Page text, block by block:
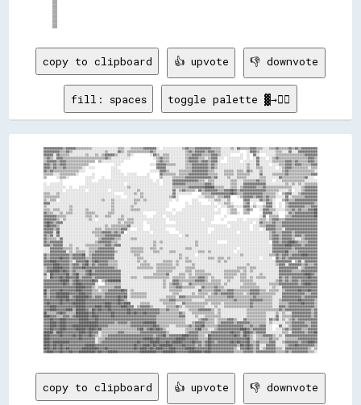
copy to clipboard 👍 upvote 👎 downvote
fill: spaces toggle palette ▓→✊🏽
▓▓▓▓▓▓▓▓▓▓▓▓▒▒▓▓▓▓▓▓▒▒▒▒▒▒▒▒▒▒░░░░░░░░░░░░░░░░▒▒▒▒░░░░▒▒▒▒▒▒▒▒▓▓▓▓▓▓▓▓░░  ░░░░░░░░░░░░▒▒▓▓▒▒▒▒▓▓▓▓▓▓▓▓▓▓▒▒▒▒▒▒░░░░░░▒▒░░▓▓▒▒▒▒▒▒▓▓▓▓▒▒▒▒░░░░▒▒▒▒▓▓▒▒▒▒▒▒▓▓▒▒▓▓▒▒▓▓▓▓▓▓▓▓▓▓
▓▓▓▓▓▓▓▓▓▓▒▒▒▒▓▓▒▒░░░░░░░░░░░░░░░░░░░░▒▒░░░░░░▓▓▒▒░░▒▒▒▒▒▒▒▒▒▒▒▒▒▒▓▓▒▒░░░░░░░░░░░░░░░░░░▒▒▓▓▒▒▓▓▓▓▓▓▒▒▓▓▓▓▒▒▒▒░░░░░░░░░░░░    ░░▓▓▓▓▒▒░░░░░░░░░░▒▒▒▒░░░░▓▓░░░░▓▓▓▓▓▓▓▓▓▓▓▓
▓▓▓▓▓▓░░▓▓▒▒▒▒▒▒░░░░░░░░░░▒▒░░░░▒▒░░▒▒▓▓▓▓▓▓▒▒░░░░░░▒▒░░          ░░▓▓▒▒░░▒▒▒▒░░░░░░░░░░▒▒▒▒▓▓▓▓▓▓▒▒▒▒▒▒▓▓▓▓▒▒░░░░░░      ░░  ░░  ▓▓░░    ░░░░░░▒▒▒▒▒▒▒▒▒▒▒▒▒▒▒▒▒▒▓▓▓▓▓▓▓▓
▒▒▓▓▒▒░░▓▓▓▓▒▒▒▒▒▒▒▒▒▒▒▒▒▒▒▒▒▒▒▒▒▒▒▒▒▒▓▓▒▒░░░░░░░░░░░░              ░░▒▒▓▓▒▒▒▒░░░░░░░░░░▒▒▓▓▓▓▓▓▒▒▒▒░░▒▒▓▓▓▓░░░░  ░░░░░░░░░░  ░░  ░░▓▓░░░░  ░░▒▒▓▓▒▒▒▒▒▒▒▒▒▒▒▒▒▒▒▒▒▒▓▓▓▓▒▒
▒▒▓▓▓▓▓▓▒▒▓▓▓▓▒▒▒▒▒▒▒▒▒▒▒▒▒▒▒▒▒▒  ▒▒░░░░░░░░░░░░░░                    ▒▒▓▓▒▒▒▒░░░░░░░░░░▒▒▓▓▓▓▓▓▒▒▓▓▓▓▒▒▓▓▓▓░░    ░░░░░░░░  ░░░░░░░░▓▓░░░░░░░░▒▒▒▒▒▒▒▒▓▓▓▓▒▒▓▓▒▒▒▒▒▒▓▓▓▓▒▒
▓▓▓▓▒▒▓▓▒▒▓▓▓▓▒▒▒▒▒▒▒▒▒▒▒▒▒▒                ░░░░                  ░░░░▓▓▓▓▓▓▒▒▒▒▒▒░░░░░░▒▒▒▒▓▓▓▓▓▓▓▓▓▓▒▒▓▓▒▒░░░░░░░░░░░░░░░░░░▒▒░░░░▓▓░░░░░░  ░░░░▒▒▒▒▓▓▓▓▒▒▓▓▓▓▒▒▒▒▒▒▓▓▓▓
▓▓▓▓▒▒▓▓▒▒▒▒▓▓▒▒▒▒▒▒▒▒▒▒░░  ░░░░          ░░░░                        ▓▓▓▓▓▓░░░░░░░░░░░░▒▒▒▒▓▓▓▓▓▓▓▓▓▓▒▒▓▓▒▒░░░░░░░░░░░░░░░░░░▒▒░░░░▒▒▒▒░░░░░░░░  ░░▒▒▓▓▓▓▒▒▒▒▒▒▒▒▒▒░░▒▒▒▒
▓▓▒▒▓▓▒▒▒▒▒▒▒▒▒▒▒▒▒▒▒▒░░░░                ░░░░░░                  ░░░░░░▓▓▓▓▒▒░░░░░░▒▒▒▒▒▒▒▒▓▓▓▓▓▓▓▓▓▓▒▒▒▒░░░░░░▒▒▒▒▒▒░░▒▒▒▒░░▓▓▒▒░░░░▒▒░░░░░░░░░░░░▒▒▓▓▒▒▒▒▒▒▒▒▒▒▒▒▒▒▒▒░░
▒▒▒▒▒▒░░░░▒▒▒▒▒▒▒▒▒▒░░        ░░          ░░░░░░░░  ░░░░░░      ░░      ▓▓▒▒▒▒▒▒▒▒░░▒▒▒▒▒▒▓▓▓▓▓▓▓▓▓▓▓▓▒▒▒▒▒▒░░░░▒▒▒▒▒▒░░▒▒▒▒▒▒▒▒░░░░░░▓▓░░░░░░▒▒▒▒▒▒▒▒▓▓▒▒▒▒▒▒▒▒▒▒▒▒▒▒▓▓▓▓
▒▒      ░░▒▒▒▒░░          ░░░░░░    ░░    ░░░░░░░░░░░░░░░░░░░░░░░░      ▒▒░░░░░░▒▒▒▒▒▒▒▒▓▓▓▓▓▓▓▓▓▓▓▓▓▓▓▓▒▒▓▓░░░░░░▒▒░░░░▒▒▒▒▒▒░░░░░░░░▒▒▒▒░░░░░░░░▓▓▒▒▒▒▒▒▒▒▒▒▒▒▒▒▓▓░░░░  
          ░░              ░░░░    ░░░░░░░░░░░░░░░░░░░░░░░░░░░░░░░░░░  ░░  ░░░░░░▓▓▓▓▓▓▓▓▓▓▓▓▓▓▓▓▒▒▒▒░░▒▒▒▒░░░░░░░░░░▒▒▒▒░░░░▒▒▒▒▒▒▒▒▓▓▒▒▒▒░░░░  ░░░░▒▒▒▒▒▒▒▒▒▒▒▒▒▒░░░░░░░░
░░  ░░░░░░░░              ░░░░░░░░░░░░░░░░░░░░░░░░  ░░░░░░░░░░░░░░░░░░░░  ░░░░░░▓▓▓▓▓▓▓▓▒▒▒▒▒▒▒▒▒▒▒▒▓▓▓▓▒▒░░░░░░░░░░▒▒▒▒░░░░▓▓▓▓▓▓▓▓▓▓▓▓▓▓░░░░░░░░░░░░▒▒░░▒▒░░▒▒░░▒▒▒▒▒▒▒▒
░░░░░░░░░░░░░░  ░░    ░░░░░░░░░░░░░░░░░░░░░░░░░░░░░░▒▒░░░░░░░░░░░░░░░░░░░░░░░░░░▒▒▒▒▒▒▒▒▒▒▓▓▓▓▓▓▓▓▓▓██████▒▒▒▒▒▒░░░░▒▒▒▒░░▒▒▓▓▓▓▓▓▓▓▒▒▒▒▓▓▒▒▒▒▒▒▒▒▒▒▒▒▒▒▒▒░░░░░░▒▒▓▓▓▓▓▓▓▓
░░░░░░░░░░░░  ░░░░░░░░░░░░  ░░░░░░░░░░░░  ░░░░░░░░░░░░░░░░▒▒░░░░░░░░░░░░░░░░░░░░▓▓░░▒▒▓▓▒▒▒▒▒▒░░▓▓▒▒▓▓▓▓▓▓▓▓▒▒▒▒▓▓▓▓██▓▓▒▒▓▓▓▓▓▓▓▓▓▓▓▓▓▓▓▓▒▒▒▒▒▒▒▒░░░░░░▒▒  ░░░░▒▒▓▓▓▓▓▓▓▓
▒▒▒▒░░░░▒▒░░░░░░░░░░░░░░░░░░░░░░░░░░░░░░░░░░      ░░░░░░▒▒░░▒▒░░░░░░░░░░░░░░░░░░▓▓░░░░░░░░░░      ▒▒▒▒▒▒▓▓▓▓▓▓▓▓▓▓▓▓██▓▓▒▒▒▒▓▓▓▓▓▓▓▓▓▓▓▓▒▒▒▒▒▒▒▒░░  ▒▒▓▓▓▓░░░░▒▒▓▓▓▓▓▓▓▓▓▓
▒▒▒▒▒▒▒▒▒▒░░░░░░░░░░░░░░░░░░░░░░░░░░░░░░░░░░░░░░    ░░░░░░░░▒▒░░░░░░░░░░░░░░░░▒▒▓▓░░            ░░░░▒▒▒▒▒▒░░▒▒▒▒▓▓▓▓    ░░▒▒▓▓▓▓▓▓▒▒▓▓▓▓▒▒▓▓▒▒▒▒░░░░░░▓▓░░▒▒▒▒▒▒▒▒▓▓▓▓▓▓▓▓
▒▒░░▒▒▒▒  ░░░░░░░░░░░░░░░░░░░░░░░░░░▒▒░░░░▒▒░░░░░░░░░░░░▒▒▒▒░░▒▒░░░░░░░░░░░░░░░░  ░░        ░░░░      ░░░░▒▒▒▒░░░░▒▒        ▓▓▓▓░░░░░░▓▓▒▒▓▓▒▒░░    ▒▒▓▓▒▒▒▒▓▓▓▓▓▓▓▓▓▓▓▓▓▓
▓▓▓▓░░░░░░░░░░░░░░░░░░░░░░░░░░░░░░░░░░░░░░▒▒░░░░░░░░░░░░▒▒░░░░░░░░░░░░░░░░░░░░          ░░  ░░░░░░      ░░  ░░░░▒▒▒▒░░      ▒▒▓▓  ░░    ░░▓▓▓▓░░  ░░  ▒▒▓▓▓▓▓▓▓▓▓▓▓▓▓▓▓▓▒▒
▒▒░░░░░░░░░░░░░░▒▒░░░░░░░░░░░░░░░░░░░░░░░░▒▒░░░░░░░░░░▒▒░░░░░░░░░░░░░░░░░░░░░░          ░░░░░░░░░░░░░░░░░░░░  ░░░░▒▒▒▒░░░░░░▓▓▓▓░░▒▒░░░░▒▒▓▓▓▓░░  ░░  ▒▒▓▓▓▓▓▓▓▓▓▓▒▒▒▒▓▓▓▓
▒▒▒▒░░▒▒▒▒░░░░░░▒▒░░░░░░░░▒▒░░░░░░░░░░░░░░▒▒░░░░░░░░░░▒▒▒▒▒▒░░░░░░░░░░░░░░░░    ░░    ░░░░░░░░░░░░░░░░░░░░  ░░    ░░▒▒▒▒    ▒▒▓▓▒▒    ░░▓▓▓▓▒▒▒▒░░░░░░▒▒▒▒▓▓▒▒▓▓▒▒▒▒▓▓▓▓██
▓▓▒▒▒▒░░░░▒▒░░▒▒▒▒░░░░░░░░▒▒▒▒▒▒░░░░░░░░▒▒▒▒░░░░░░░░░░░░░░░░░░        ░░░░░░░░░░  ░░░░░░░░░░░░░░░░░░░░░░░░░░░░    ░░▒▒▒▒░░  ▒▒▒▒        ▓▓▓▓▓▓░░░░    ░░▓▓▒▒▓▓▓▓▓▓▓▓▓▓▓▓██
▓▓▓▓▓▓▓▓▒▒▒▒▒▒░░░░░░░░░░░░▒▒▒▒░░▒▒░░░░▒▒▒▒░░░░░░▒▒░░░░░░░░░░░░░░    ░░░░░░  ░░░░░░░░░░░░░░░░░░░░░░░░░░░░░░      ░░                    ░░▓▓  ▒▒▒▒▒▒    ▒▒▒▒▓▓▓▓▓▓▓▓▓▓▓▓▓▓██
▓▓▓▓▓▓▓▓▒▒░░▒▒░░░░░░░░░░░░░░▒▒░░  ░░░░░░░░░░░░▒▒▒▒░░▒▒▒▒░░░░░░░░░░░░░░░░░░░░  ░░░░░░░░░░░░░░░░░░░░  ░░░░░░    ░░        ░░░░  ░░░░░░░░▒▒▒▒░░▒▒▓▓▓▓▒▒▒▒▓▓▓▓▓▓▓▓▓▓▓▓▓▓▓▓▓▓▓▓
▓▓██▓▓▒▒▓▓▓▓░░░░░░░░░░░░░░░░░░░░░░░░░░░░░░░░░░▒▒░░▒▒▒▒▒▒░░░░░░  ░░░░░░░░░░░░      ░░░░░░░░░░░░░░░░░░░░░░          ░░░░░░░░░░░░░░░░  ░░▓▓▒▒▒▒▒▒▓▓▒▒▒▒▓▓▓▓▓▓▓▓▓▓▓▓▓▓▓▓▓▓▓▓▓▓
▓▓██▓▓▓▓▒▒░░░░░░░░░░░░░░░░░░░░░░░░░░░░▒▒░░▒▒▒▒▒▒▒▒▒▒▓▓░░░░░░░░    ░░░░░░░░░░░░░░░░░░░░░░░░░░░░░░░░░░░░░░░░░░░░░░░░  ░░░░░░░░░░░░  ░░░░▒▒▒▒▓▓▓▓▓▓▒▒▒▒▓▓▓▓▓▓▓▓▓▓▓▓▓▓▓▓▓▓▓▓▓▓
▓▓▓▓▓▓▒▒▓▓░░░░░░░░░░░░░░░░░░░░░░▒▒▒▒░░▒▒▒▒▒▒▒▒▒▒▓▓▓▓░░    ░░░░    ░░░░░░░░░░      ░░░░░░░░░░░░░░░░░░░░    ░░░░░░░░░░░░░░░░░░░░░░  ░░░░  ░░▓▓▓▓▓▓▒▒▒▒░░▓▓▓▓▓▓▓▓▓▓▓▓▓▓▓▓▓▓▓▓
▓▓▓▓▓▓░░██░░░░░░░░░░░░░░░░░░░░▒▒▒▒▒▒▓▓▓▓▓▓▒▒▓▓▒▒▓▓  ░░░░░░░░░░░░░░  ░░░░░░░░░░      ░░░░░░░░░░░░░░░░░░  ░░░░░░░░░░░░░░░░  ░░░░░░░░░░░░░░░░░░▒▒▓▓▒▒▒▒▓▓▓▓▓▓▒▒▓▓▓▓▓▓▓▓▓▓▓▓▓▓
▓▓▒▒▓▓░░▓▓░░░░░░░░░░░░░░░░░░░░░░▒▒▒▒▒▒▓▓▓▓▓▓▓▓▓▓░░░░░░░░░░░░░░░░░░░░░░░░░░░░░░░░░░░░  ░░▒▒░░░░░░░░░░░░░░░░░░░░░░░░░░░░░░░░░░░░░░░░░░░░░░░░░░▒▒▓▓▓▓▒▒▓▓▓▓▓▓▒▒▓▓▓▓▒▒▓▓▓▓▓▓▓▓
▓▓▒▒▒▒▒▒░░▓▓░░░░░░░░░░░░░░░░░░░░░░▒▒▓▓▓▓▓▓▓▓▒▒▒▒░░░░░░▒▒▒▒░░░░░░░░░░░░░░░░░░░░░░░░░░░░░░░░░░░░░░░░░░░░░░░░░░░░░░░░░░░░░░░░░░░░░░░░░░░░░░░░░░▒▒▓▓▓▓▒▒▓▓▓▓▓▓▒▒░░░░▒▒▓▓▓▓▓▓▓▓
▓▓▒▒▓▓▓▓▓▓▓▓░░░░░░░░░░░░░░░░░░░░▒▒▓▓▓▓▓▓▓▓▒▒▒▒░░░░░░░░░░░░░░░░░░░░░░▒▒░░▒▒░░░░░░░░░░░░░░░░░░░░▒▒░░░░░░░░░░░░      ░░░░░░░░░░░░░░░░░░░░░░░░░░  ▓▓▓▓▒▒▓▓▓▓████▓▓▒▒▒▒▒▒▓▓▓▓▓▓
▓▓▓▓▒▒▓▓▓▓▓▓░░░░▒▒░░░░░░░░▒▒▒▒▒▒▒▒▒▒▒▒▓▓▓▓▒▒▓▓▓▓░░░░░░░░░░░░░░░░░░░░▒▒░░░░░░░░░░░░░░░░░░░░░░░░▒▒░░░░░░░░░░░░░░░░░░░░░░░░░░░░░░░░░░░░░░░░░░░░░░▓▓▓▓▓▓▓▓████▓▓▓▓▓▓▒▒▓▓▓▓▓▓▓▓
░░░░▓▓▓▓▓▓▓▓▒▒▒▒▒▒░░▒▒░░░░░░▒▒▒▒▒▒▓▓▓▓▓▓▓▓▓▓░░░░░░░░░░▒▒▒▒▒▒▒▒░░░░▒▒▒▒░░▒▒░░░░░░░░░░░░░░▒▒▒▒░░░░░░░░░░░░░░░░░░░░░░░░░░░░  ░░░░░░░░░░░░░░░░░░░░▓▓▓▓▓▓▓▓▓▓▓▓▒▒▓▓▓▓▓▓▓▓▓▓▓▓▓▓
░░░░▓▓▓▓▓▓▓▓▓▓░░▒▒░░▒▒▒▒▒▒░░▒▒▒▒▓▓▓▓▓▓▓▓▓▓▓▓▒▒░░░░░░░░▒▒▒▒▒▒▒▒░░░░░░▒▒▒▒░░░░░░▒▒▒▒░░░░░░░░░░░░░░▒▒▒▒░░▒▒░░░░░░░░░░░░░░  ░░░░░░░░░░░░░░░░░░░░░░▓▓▓▓▓▓▓▓██▒▒▒▒▒▒▓▓▓▓▓▓▓▓▓▓▓▓
▓▓▒▒▓▓▓▓▓▓▓▓▓▓▓▓▒▒▓▓▓▓▓▓██░░▒▒▓▓▓▓▓▓▓▓▓▓▓▓▓▓░░░░░░░░░░░░▒▒▒▒░░░░░░░░░░░░░░░░░░░░░░░░▒▒░░░░░░░░  ░░░░░░░░░░░░░░░░░░░░░░░░░░▒▒░░░░░░░░░░░░░░░░▒▒▒▒▓▓▒▒▓▓▓▓▒▒▓▓▓▓▓▓████▓▓▓▓▓▓
▓▓▒▒▓▓▓▓▓▓██▓▓▓▓▒▒▓▓▓▓▓▓▓▓▒▒▒▒▓▓▓▓▓▓▓▓▓▓▓▓▓▓░░░░░░░░░░░░░░▒▒▒▒░░░░░░░░░░░░░░░░░░░░░░▒▒░░▒▒░░░░░░░░░░░░▒▒▒▒░░▒▒▒▒░░▒▒░░░░░░░░░░░░░░░░░░  ░░░░░░  ▓▓▒▒▓▓▒▒▓▓▓▓▓▓▓▓▓▓▓▓▓▓▓▓▓▓
▓▓▓▓████▓▓▓▓▓▓▓▓▒▒░░▓▓▓▓▓▓██▒▒▓▓██▓▓▓▓▓▓▒▒▒▒▒▒░░░░░░░░░░░░▒▒░░▒▒░░░░░░░░░░▒▒▒▒▒▒░░▒▒░░░░▒▒▒▒░░░░░░░░░░░░░░░░▒▒░░▒▒░░░░░░░░░░░░░░░░░░░░░░░░░░░░░░▓▓▓▓▓▓▓▓▓▓  ▒▒▓▓░░▓▓▓▓▓▓▓▓
▓▓▓▓▓▓████▓▓▓▓▓▓▒▒▓▓▓▓▒▒▓▓██▒▒▓▓▒▒▓▓▓▓▓▓▒▒▒▒▒▒░░░░░░░░░░░░░░▒▒▒▒▒▒░░░░▒▒▒▒▒▒▒▒▒▒░░▒▒░░░░░░░░▒▒░░░░░░░░░░░░░░░░░░░░░░░░░░░░░░░░▒▒░░░░░░░░░░░░░░░░▒▒▓▓▓▓░░▓▓▓▓▓▓▓▓▒▒▓▓▒▒▒▒▓▓
▒▒▓▓▓▓██████▓▓▓▓▒▒▓▓▓▓▓▓██▓▓▓▓▓▓▓▓▓▓▓▓▓▓▓▓▓▓▒▒░░░░░░░░░░░░▒▒▒▒▒▒▒▒▒▒░░▒▒▒▒▒▒▒▒▒▒▒▒░░░░░░▒▒▒▒▒▒░░░░░░░░░░░░░░░░░░░░░░░░░░▒▒▒▒▒▒░░▒▒▒▒░░░░░░░░░░░░░░▓▓▓▓▓▓▓▓▓▓▓▓░░▒▒▓▓▓▓▓▓▓▓
▒▒▓▓██████▓▓██▓▓▒▒▓▓▒▒▒▒▒▒▓▓██▒▒▓▓▓▓▓▓▓▓▓▓▓▓▓▓▓▓░░░░░░░░░░░░░░░░░░░░░░▒▒▒▒▒▒▒▒▒▒░░░░░░░░▒▒▒▒░░▒▒▒▒▒▒░░░░░░░░░░░░▒▒▒▒▒▒▒▒▒▒░░▒▒░░▒▒░░░░░░░░░░░░░░░░▓▓▓▓▓▓▓▓▒▒▒▒▒▒▓▓▓▓▓▓▓▓▓▓
▓▓░░██▓▓▓▓▓▓▓▓██▒▒▓▓██▒▒▒▒▓▓██▓▓▓▓▓▓▓▓▓▓▓▓▓▓▓▓▓▓░░░░░░░░░░░░░░░░░░░░▒▒▒▒▒▒▒▒▓▓░░░░░░▒▒▒▒░░▒▒░░▒▒▒▒▒▒▒▒▒▒░░░░░░░░▒▒▒▒▒▒▒▒░░▒▒▒▒░░░░░░░░▒▒░░░░░░░░░░▓▓▓▓▓▓▓▓▓▓▓▓▓▓▓▓████▓▓▒▒
▒▒░░██▓▓▓▓██▓▓██▓▓▓▓██▒▒▓▓▓▓▓▓▒▒▓▓▓▓▓▓▓▓▓▓▓▓▓▓▓▓░░░░░░▒▒▒▒░░░░▒▒▒▒▒▒▒▒▒▒▒▒▒▒▒▒░░▒▒▒▒▒▒▒▒░░▒▒▒▒▒▒▓▓▓▓▒▒░░▒▒░░░░░░▒▒▒▒▒▒░░░░▒▒▒▒░░▒▒░░▒▒▒▒▒▒░░░░░░░░▓▓▒▒▓▓▒▒▓▓▓▓▓▓▓▓▓▓██▓▓▓▓
▓▓▓▓▓▓▓▓▓▓██████▒▒▓▓██▓▓▓▓▓▓▓▓██▓▓  ▒▒▓▓████████░░░░░░░░░░░░░░░░░░░░░░░░░░▒▒░░░░▓▓▓▓▒▒▒▒▒▒▒▒▒▒▓▓▓▓▓▓▒▒░░▒▒▒▒▒▒░░░░▒▒░░░░░░▒▒▒▒▒▒▒▒░░░░░░░░░░░░░░▒▒▓▓▒▒▓▓▒▒▓▓▓▓▒▒▓▓▓▓▓▓▓▓▓▓
▓▓▓▓▓▓▓▓▓▓▓▓██▓▓▒▒▓▓████▓▓▓▓▓▓▓▓░░    ▒▒▒▒▒▒▒▒▒▒░░░░░░░░░░░░░░░░░░░░░░░░░░▒▒░░▒▒▓▓▓▓▒▒░░░░▓▓▒▒▒▒▒▒▒▒▒▒▒▒▒▒▒▒▒▒░░▒▒░░░░░░░░░░▒▒▒▒▒▒▒▒░░░░░░░░▒▒▒▒▒▒▓▓▓▓▓▓▓▓▓▓▓▓▒▒▓▓████▓▓▓▓
▓▓▓▓▓▓▓▓▓▓▓▓▓▓▓▓▓▓▓▓██████▓▓▓▓▒▒░░▒▒▒▒▒▒▒▒▒▒▓▓▓▓░░░░░░░░░░░░░░░░░░░░░░░░░░▒▒░░▒▒▒▒▓▓▓▓▒▒▒▒▒▒▒▒░░░░▓▓▒▒▒▒▒▒▓▓▒▒▒▒░░░░░░░░░░▒▒▒▒▒▒▒▒▒▒▒▒░░░░░░░░▒▒░░░░▓▓▓▓▓▓▓▓▓▓▓▓▓▓▓▓▓▓▓▓▓▓
██▒▒▓▓▓▓▓▓██▓▓▓▓▓▓▓▓████▓▓▓▓▓▓▒▒▒▒░░▒▒▒▒▓▓▓▓▓▓▓▓██▓▓░░▒▒░░░░░░░░░░░░░░░░░░░░░░▒▒▒▒▒▒▒▒░░░░░░░░░░▓▓▒▒▒▒▒▒▒▒▓▓▓▓▒▒▒▒▓▓▓▓▒▒▒▒▒▒▒▒▒▒▓▓▓▓▓▓▒▒▒▒░░▒▒▒▒▒▒░░▒▒▓▓▓▓▓▓▓▓██▓▓▓▓██▓▓▓▓
██▒▒▓▓▓▓████████▓▓▓▓▓▓████▓▓▓▓▒▒▒▒▒▒▒▒▓▓▓▓▓▓▓▓▓▓▓▓▓▓░░▒▒▒▒▒▒▒▒▒▒░░░░░░░░░░░░░░░░▒▒▒▒░░░░░░░░▒▒░░▒▒▒▒▒▒░░▒▒▓▓▒▒▓▓▓▓▓▓▓▓▒▒▒▒▒▒░░▒▒▓▓▓▓▓▓▒▒▒▒▒▒▒▒▒▒░░░░▓▓▓▓▓▓▓▓▓▓▓▓▓▓▒▒▒▒▓▓▓▓
▓▓▒▒▓▓▓▓████████▒▒▓▓████████▓▓▒▒▓▓▓▓▒▒▓▓▓▓▓▓▓▓██▓▓██░░▒▒▒▒▒▒▒▒▒▒░░░░░░░░░░░░▒▒▒▒▒▒░░▓▓▓▓▒▒▒▒▒▒▒▒▒▒▒▒░░▒▒▒▒▒▒▒▒▒▒▒▒▓▓▓▓▒▒▒▒▒▒▒▒▒▒▒▒▓▓▒▒▒▒▒▒▒▒▒▒░░░░░░▓▓▓▓▓▓▓▓▓▓▓▓▒▒▓▓▓▓▓▓▓▓
▓▓▓▓▓▓▓▓▓▓██▓▓██▓▓▓▓██████▓▓▓▓▓▓▓▓▓▓▓▓▓▓▓▓▓▓▓▓██▓▓▒▒░░░░░░░░░░░░░░░░░░░░▒▒▒▒▒▒▓▓▓▓▒▒▒▒▒▒▒▒▒▒░░░░░░░░▒▒▒▒▒▒▒▒▒▒▒▒▒▒▒▒▒▒▓▓▒▒▒▒▒▒▒▒▓▓▓▓▓▓▓▓▒▒▒▒▒▒░░░░▒▒▓▓▓▓▓▓▓▓▓▓██▓▓▓▓▓▓▓▓▒▒
▓▓██▓▓▓▓▓▓██▓▓▓▓▓▓████████▓▓▓▓▓▓▓▓▓▓▓▓████▓▓▓▓██▓▓████░░░░░░▒▒▒▒▒▒░░░░░░░░▒▒▒▒▒▒▒▒░░░░▓▓▒▒▒▒▒▒▒▒▒▒▒▒▒▒░░▒▒▒▒▒▒░░▒▒▒▒▒▒▒▒▒▒▒▒▒▒▒▒▓▓▒▒▒▒▒▒▒▒▒▒▒▒░░░░▒▒▒▒▒▒▓▓▓▓▓▓▓▓██▓▓▓▓▓▓▒▒
▓▓▓▓████▓▓▓▓▓▓▓▓▓▓▓▓██████▓▓▓▓▓▓████▓▓████▓▓▓▓▓▓████▓▓▓▓░░▒▒▓▓▓▓▓▓▒▒░░░░░░░░▒▒▒▒▒▒▓▓▒▒░░▒▒▒▒▒▒▒▒▒▒▒▒░░░░░░▒▒░░░░▒▒▒▒▒▒▒▒▒▒▒▒▒▒▒▒▓▓▒▒▒▒▒▒▒▒▒▒▒▒░░░░▓▓▓▓▒▒▓▓▓▓▓▓▓▓▓▓▓▓▓▓▓▓▒▒
▓▓▓▓████▓▓▓▓▓▓████▒▒██████▓▓▒▒██▓▓██▓▓▓▓██▓▓▓▓▓▓▓▓▓▓██▓▓▓▓▓▓▓▓▓▓▓▓▓▓▓▓▓▓▒▒▒▒▓▓▒▒▒▒▒▒░░░░░░▒▒▒▒▒▒▓▓▓▓▓▓▓▓▒▒░░▒▒░░░░░░░░░░░░░░░░▒▒▒▒▒▒▒▒▒▒▒▒▒▒▒▒▒▒▒▒▓▓▒▒▓▓▓▓▓▓▓▓▓▓▓▓▓▓▓▓▒▒▓▓
██▒▒▒▒▒▒▓▓██▓▓▒▒▒▒▒▒████████▓▓██▓▓▓▓▓▓▓▓▓▓██▓▓▓▓▓▓▓▓██▓▓██▓▓▓▓██▓▓▓▓▓▓▓▓▒▒▒▒▒▒▒▒▒▒▒▒▓▓▒▒░░░░▒▒▒▒▒▒▒▒▒▒▒▒▒▒░░▒▒░░░░░░░░░░░░░░░░▒▒▒▒▒▒▒▒▒▒▒▒░░░░░░▒▒░░▒▒░░░░▓▓▓▓▓▓▓▓▓▓▓▓▒▒▓▓
████▓▓▓▓▒▒▒▒▓▓▓▓▒▒▓▓████████▓▓████▓▓▓▓▓▓▓▓██▓▓▓▓▓▓▓▓▓▓▓▓▓▓▓▓▓▓▓▓▓▓▓▓▓▓▒▒▒▒▒▒▒▒▒▒▒▒▒▒▓▓▓▓░░░░░░▒▒░░░░▒▒▒▒▒▒▒▒▒▒░░░░░░░░░░░░░░░░▒▒▒▒▒▒▒▒▒▒▒▒░░░░░░▓▓░░▒▒▒▒▒▒▓▓▓▓▓▓▓▓▓▓▓▓▒▒▓▓
▓▓▓▓██▓▓▓▓████▓▓▓▓▓▓▓▓██████▓▓▓▓██▓▓▓▓▓▓▓▓▓▓▓▓▓▓▓▓▓▓▓▓▓▓▓▓▓▓▓▓▓▓▓▓▓▓▓▓▒▒▒▒▒▒▒▒▒▒▒▒▒▒▒▒▒▒░░░░░░░░▒▒▓▓▓▓▒▒▒▒░░▒▒▒▒▒▒▓▓▓▓▒▒░░░░▓▓▒▒▒▒▒▒▒▒▒▒▒▒░░▓▓▒▒▓▓░░▒▒░░▒▒▓▓▒▒▓▓▓▓▓▓▓▓▓▓▓▓
▓▓▓▓████▓▓████▓▓▓▓▓▓▓▓████████████▓▓▓▓▓▓▓▓▓▓▒▒▓▓▓▓▓▓▒▒▓▓▓▓▓▓▓▓████████▒▒▒▒▒▒▒▒▒▒▒▒▒▒▒▒▒▒░░░░▒▒▓▓▓▓▓▓▒▒▒▒▒▒░░▒▒▓▓▓▓▓▓▓▓▒▒▓▓▓▓▓▓▓▓▒▒▒▒▒▒▒▒▒▒░░▒▒░░░░░░░░▒▒▒▒▓▓▓▓▓▓▓▓▒▒▒▒▓▓▓▓
▓▓▓▓████▓▓████▓▓▓▓████████████████▓▓▓▓▓▓▒▒▒▒▒▒▒▒▒▒▒▒▒▒▓▓▓▓▓▓▓▓▓▓▓▓▓▓██▓▓▒▒▒▒▒▒░░░░▒▒▒▒▒▒▒▒▓▓▒▒▓▓▓▓██▒▒▒▒▒▒▒▒▓▓▓▓▓▓▓▓▓▓▓▓▓▓▓▓▒▒▒▒▓▓▒▒▒▒▓▓▓▓░░░░    ▓▓░░░░▒▒▓▓▓▓▓▓▓▓▓▓▒▒▓▓▓▓
▓▓▓▓██▓▓▓▓████▓▓▓▓▓▓██████▓▓████▓▓██▒▒▒▒▒▒▒▒▒▒▒▒▒▒▒▒▒▒▒▒▒▒▓▓██▒▒▓▓██▓▓██▓▓▒▒░░░░░░░░░░░░▒▒▒▒▒▒▓▓██▒▒▒▒░░░░▒▒▓▓▓▓▓▓▓▓▓▓▓▓▓▓████▓▓▒▒▓▓▓▓▓▓▓▓░░░░  ░░░░▒▒▓▓▒▒▓▓▓▓▓▓▒▒▒▒▓▓▓▓▓▓
██████▒▒████▓▓▓▓▓▓▓▓▓▓████▓▓██▓▓▓▓░░▒▒▒▒▒▒▒▒▒▒▓▓▓▓▒▒▒▒▒▒▒▒▒▒▓▓▓▓▓▓▓▓▓▓▓▓▓▓▓▓▒▒░░░░░░░░░░▒▒▓▓▓▓▓▓▒▒▒▒▒▒▒▒▓▓▓▓▓▓▓▓▓▓▓▓██▓▓▓▓▒▒████▓▓▒▒▓▓▓▓▓▓░░░░░░░░░░▒▒▒▒░░▓▓▓▓▓▓▓▓▒▒▓▓▓▓██
████▓▓▓▓▓▓██▓▓▓▓▓▓██▓▓██▓▓▓▓██▓▓▒▒░░▒▒▒▒▓▓▓▓▓▓▓▓▓▓▓▓▓▓▓▓▓▓▓▓▓▓▓▓▓▓▓▓▒▒▓▓▓▓██▒▒▓▓▓▓
copy to clipboard 👍 upvote 👎 downvote